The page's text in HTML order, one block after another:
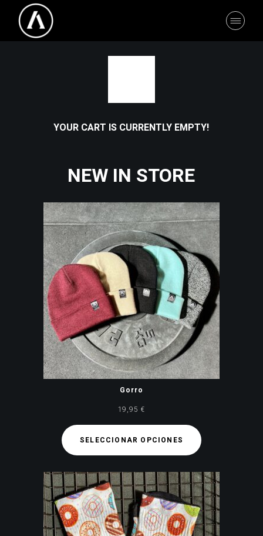
content
YOUR CART IS CURRENTLY EMPTY!
NEW IN STORE
Gorro
19,95 €
SELECCIONAR OPCIONES